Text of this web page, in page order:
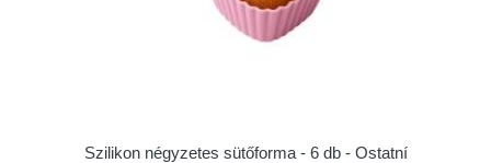
Szilikon négyzetes sütőforma - 6 db - Ostatní